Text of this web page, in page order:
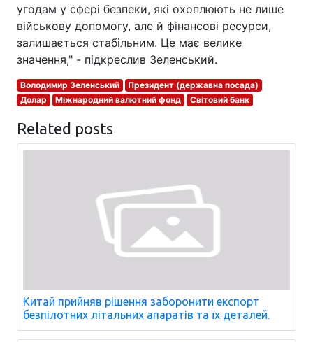
угодам у сфері безпеки, які охоплюють не лише
військову допомогу, але й фінансові ресурси,
залишається стабільним. Це має велике
значення," - підкреслив Зеленський.
Володимир Зеленський
Президент (державна посада)
Долар
Міжнародний валютний фонд Світовий банк
Related posts
Китай прийняв рішення заборонити експорт
безпілотних літальних апаратів та їх деталей.